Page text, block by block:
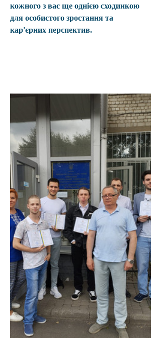
кожного з вас ще однією сходинкою
для особистого зростання та
кар'єрних перспектив.